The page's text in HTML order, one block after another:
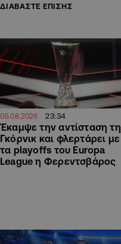
ΔΙΑΒΑΣΤΕ ΕΠΙΣΗΣ
05.08.2026 23:34
Έκαμψε την αντίσταση
Γκόρνικ και φλερτάρει με
τα playoffs του Europa
League η Φερεντσβάρος